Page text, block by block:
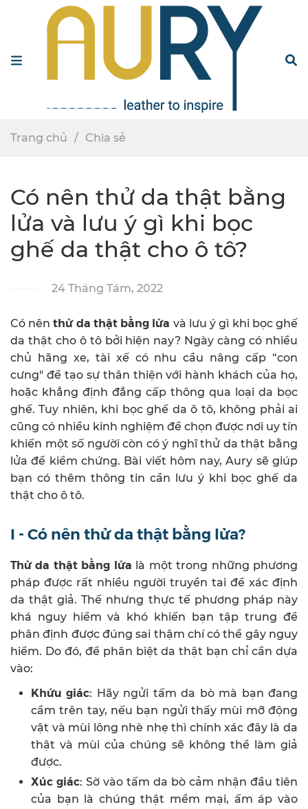
Trang chủ Chia sẻ
Có nên thử da thật bằng
lửa và lưu ý gì khi bọc
ghế da thật cho ô tô?
24 Tháng Tám, 2022
Có nênthử da thật bằng lửa và lưu ý gì khi bọc ghế
da thật cho ô tô bởi hiện nay? Ngày càng có nhiều
chủ hãng xe, tài xế có nhu cầu nâng cấp “con
cưng" để tạo sự thân thiện với hành khách của họ,
hoặc khẳng định đẳng cấp thông qua loại da bọc
ghế. Tuy nhiên, khi bọc ghế da ô tô, không phải ai
cũng có nhiều kinh nghiệm để chọn được nơi uy tín
khiến một số người còn có ý nghĩ thử da thật bằng
lửa để kiểm chứng. Bài viết hôm nay, Aury sẽ giúp
bạn có thêm thông tin cần lưu ý khi bọc ghế da
thật cho ô tô.
I - Có nên thử da thật bằng lửa?
Thử da thật bằng lửa là một trong những phương
pháp được rất nhiều người truyền tai để xác định
da thật giả. Thế nhưng thực tế phương pháp này
khá nguy hiểm và khó khiến bạn tập trung để
phân định được đúng sai thậm chí có thể gây nguy
hiểm. Do đó, để phân biệt da thật bạn chỉ cần dựa
vào:
Khứu giác: Hãy ngửi tấm da bò mà bạn đang
cầm trên tay, nếu bạn ngửi thấy mùi mỡ động
vật và mùi lông nhè nhẹ thì chính xác đây là da
thật và mùi của chúng sẽ không thể làm giả
được.
Xúc giác: Sờ vào tấm da bò cảm nhận đầu tiên
của bạn là chúng thật mềm mại, ấm áp vào